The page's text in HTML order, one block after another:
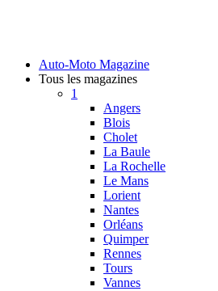
Auto-Moto Magazine
Tous les magazines
1
Angers
Blois
Cholet
La Baule
La Rochelle
Le Mans
Lorient
Nantes
Orléans
Quimper
Rennes
Tours
Vannes